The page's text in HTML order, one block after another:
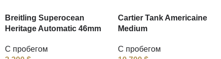
Breitling Superocean
Heritage Automatic 46mm
С пробегом
Cartier Tank Americaine
Medium
С пробегом